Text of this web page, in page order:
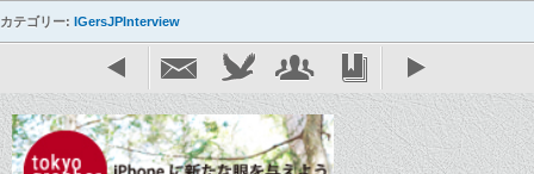
カテゴリー: IGersJPInterview